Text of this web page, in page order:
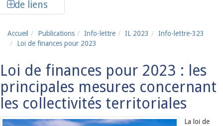
de liens
Accueil Publications Info-lettre IL 2023
Info-lettre-323
Loi de finances pour 2023
Loi de finances pour 2023 : les
principales mesures concernant
les collectivités territoriales
La loi de